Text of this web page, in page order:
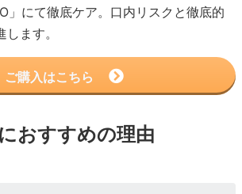
」にて徹底ケア。口内リスクと徹底的
ます。
ご購入はこちら
おすすめの理由